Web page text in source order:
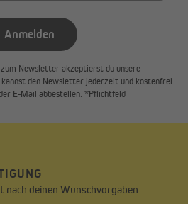
Anmelden
Newsletter akzeptierst du unsere
kannst den Newsletter jederzeit und kostenfrei
E-Mail abbestellen. *Pflichtfeld
deinen Wunschvorgaben.